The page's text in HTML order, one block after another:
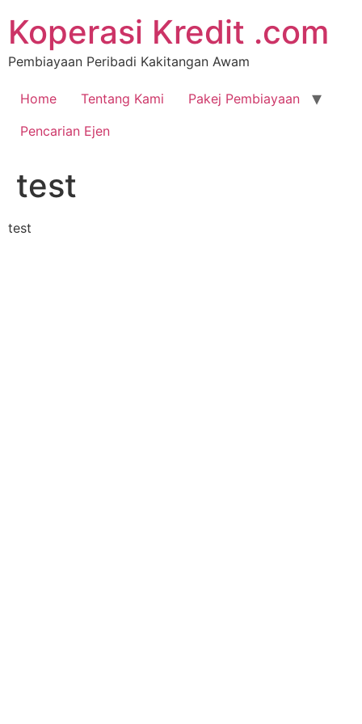
Koperasi Kredit .com
Pembiayaan Peribadi Kakitangan Awam
Home Tentang Kami
Pakej Pembiayaan
Pencarian Ejen
test
test